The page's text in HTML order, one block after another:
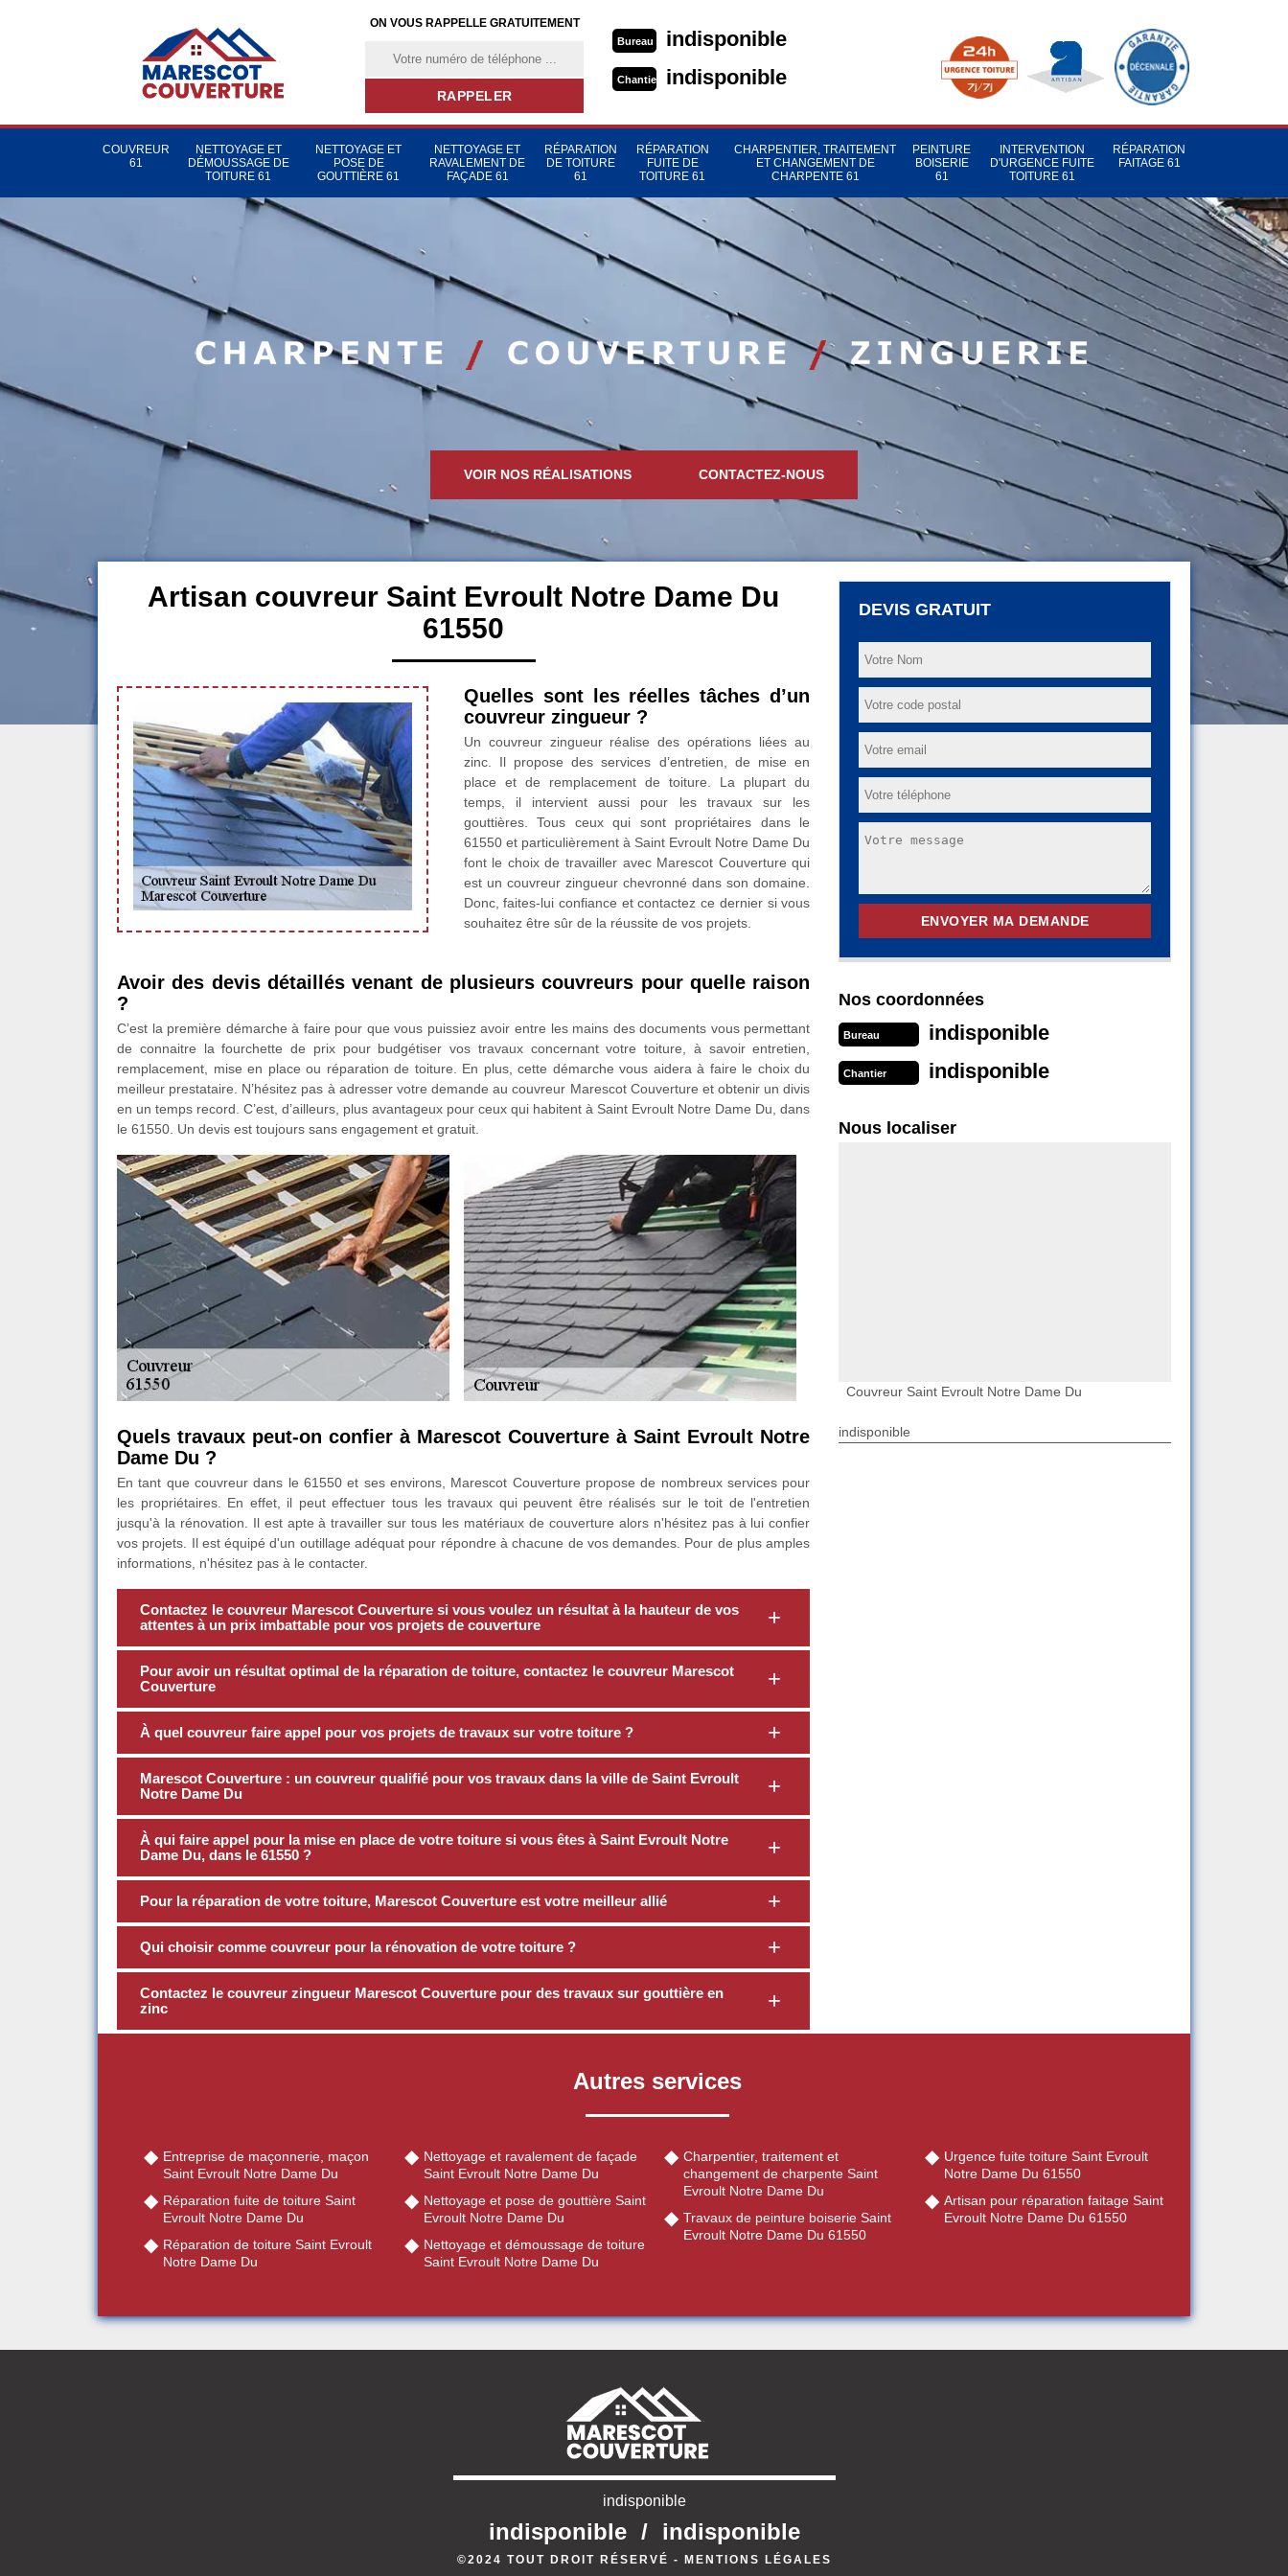
ON VOUS RAPPELLE GRATUITEMENT
Bureau indisponible
Chantier indisponible
COUVREUR
61
NETTOYAGE ET
DÉMOUSSAGE DE
TOITURE 61
NETTOYAGE ET
POSE DE
GOUTTIÈRE 61
NETTOYAGE ET
RAVALEMENT DE
FAÇADE 61
RÉPARATION
DE TOITURE
61
RÉPARATION
FUITE DE
TOITURE 61
CHARPENTIER, TRAITEMENT
ET CHANGEMENT DE
CHARPENTE 61
PEINTURE
BOISERIE
61
INTERVENTION
D'URGENCE FUITE
TOITURE 61
RÉPARATION
FAITAGE 61
VOIR NOS RÉALISATIONS CONTACTEZ-NOUS
Artisan couvreur Saint Evroult Notre Dame Du
61550
Quelles sont les réelles tâches d’un
couvreur zingueur ?
Un couvreur zingueur réalise des opérations liées au
zinc. Il propose des services d’entretien, de mise en
place et de remplacement de toiture. La plupart du
temps, il intervient aussi pour les travaux sur les
gouttières. Tous ceux qui sont propriétaires dans le
61550 et particulièrement à Saint Evroult Notre Dame Du
font le choix de travailler avec Marescot Couverture qui
est un couvreur zingueur chevronné dans son domaine.
Donc, faites-lui confiance et contactez ce dernier si vous
souhaitez être sûr de la réussite de vos projets.
Avoir des devis détaillés venant de plusieurs couvreurs pour quelle raison
?
C’est la première démarche à faire pour que vous puissiez avoir entre les mains des documents vous permettant
de connaitre la fourchette de prix pour budgétiser vos travaux concernant votre toiture, à savoir entretien,
remplacement, mise en place ou réparation de toiture. En plus, cette démarche vous aidera à faire le choix du
meilleur prestataire. N’hésitez pas à adresser votre demande au couvreur Marescot Couverture et obtenir un divis
en un temps record. C’est, d’ailleurs, plus avantageux pour ceux qui habitent à Saint Evroult Notre Dame Du, dans
le 61550. Un devis est toujours sans engagement et gratuit.
Quels travaux peut-on confier à Marescot Couverture à Saint Evroult Notre
Dame Du ?
En tant que couvreur dans le 61550 et ses environs, Marescot Couverture propose de nombreux services pour
les propriétaires. En effet, il peut effectuer tous les travaux qui peuvent être réalisés sur le toit de l'entretien
jusqu'à la rénovation. Il est apte à travailler sur tous les matériaux de couverture alors n'hésitez pas à lui confier
vos projets. Il est équipé d'un outillage adéquat pour répondre à chacune de vos demandes. Pour de plus amples
informations, n'hésitez pas à le contacter.
Contactez le couvreur Marescot Couverture si vous voulez un résultat à la hauteur de vos
attentes à un prix imbattable pour vos projets de couverture
Pour avoir un résultat optimal de la réparation de toiture, contactez le couvreur Marescot
Couverture
À quel couvreur faire appel pour vos projets de travaux sur votre toiture ?
Marescot Couverture : un couvreur qualifié pour vos travaux dans la ville de Saint Evroult
Notre Dame Du
À qui faire appel pour la mise en place de votre toiture si vous êtes à Saint Evroult Notre
Dame Du, dans le 61550 ?
Pour la réparation de votre toiture, Marescot Couverture est votre meilleur allié
Qui choisir comme couvreur pour la rénovation de votre toiture ?
Contactez le couvreur zingueur Marescot Couverture pour des travaux sur gouttière en
zinc
DEVIS GRATUIT
Nos coordonnées
Bureau indisponible
Chantier indisponible
Nous localiser
Couvreur Saint Evroult Notre Dame Du
indisponible
Autres services
Entreprise de maçonnerie, maçon
Saint Evroult Notre Dame Du
Réparation fuite de toiture Saint
Evroult Notre Dame Du
Réparation de toiture Saint Evroult
Notre Dame Du
Nettoyage et ravalement de façade
Saint Evroult Notre Dame Du
Nettoyage et pose de gouttière Saint
Evroult Notre Dame Du
Nettoyage et démoussage de toiture
Saint Evroult Notre Dame Du
Charpentier, traitement et
changement de charpente Saint
Evroult Notre Dame Du
Travaux de peinture boiserie Saint
Evroult Notre Dame Du 61550
Urgence fuite toiture Saint Evroult
Notre Dame Du 61550
Artisan pour réparation faitage Saint
Evroult Notre Dame Du 61550
indisponible
indisponible / indisponible
©2024 TOUT DROIT RÉSERVÉ - MENTIONS LÉGALES